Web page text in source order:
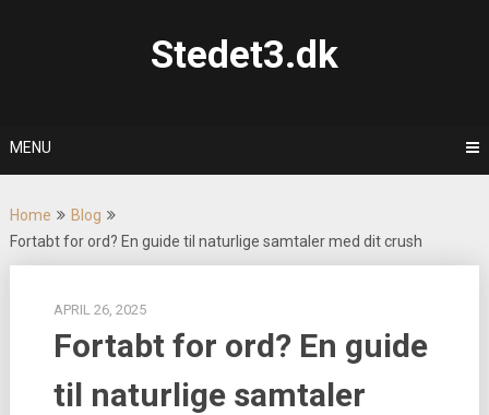
Stedet3.dk
MENU
Home
Blog
Fortabt for ord? En guide til naturlige samtaler med dit crush
APRIL 26, 2025
Fortabt for ord? En guide
til naturlige samtaler